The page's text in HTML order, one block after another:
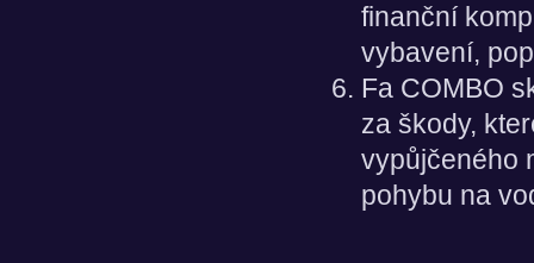
finanční
vybavení,
Fa COMBO
za škody,
vypůjčeného
pohybu na